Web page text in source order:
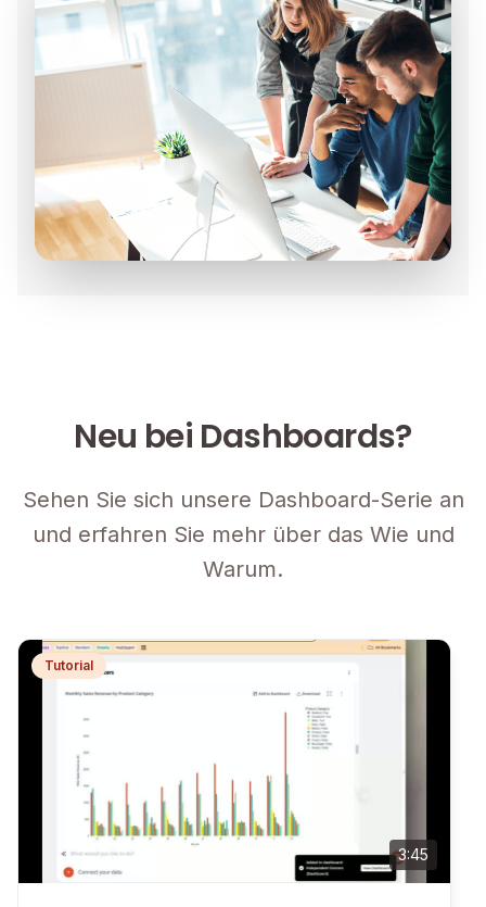
Neu bei Dashboards?
Sehen Sie sich unsere Dashboard-Serie an
und erfahren Sie mehr über das Wie und
Warum.
3:45
Tutorial